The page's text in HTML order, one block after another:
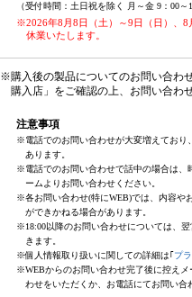
（受付時間：土日祝を除く 月～金 9：00～
※2026年8月8日（土）～9日（日）、8
休業いたします。
※購入後の製品についてのお問い合わ
購入店」をご確認の上、お問い合わ
注意事項
※電話でのお問い合わせが大変増えており
あります。
※電話でのお問い合わせで話中の場合は、
ームよりお問い合わせください。
※各お問い合わせ(特にWEB)では、内容や
ができかねる場合があります。
※18:00以降のお問い合わせについては、
きます。
※個人情報取り扱いに関しての詳細は｢プ
※WEBからのお問い合わせ完了後に控え
わせをいただくか、お電話にてお問い合